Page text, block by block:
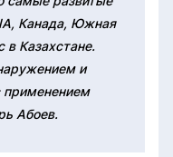
Канада, Южная
в Казахстане.
и
Абоев.